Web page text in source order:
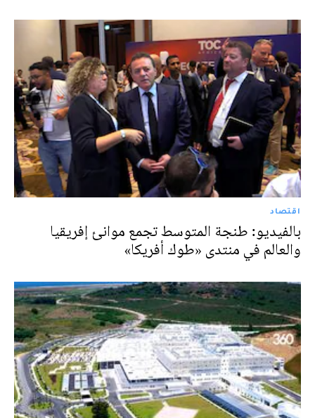
اقتصاد
بالفيديو: طنجة المتوسط تجمع موانئ إفريقيا
والعالم في منتدى «طوك أفريكا»